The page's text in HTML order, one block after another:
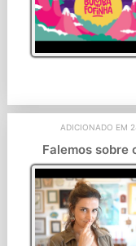
ADICIONADO EM
Falemos sobre